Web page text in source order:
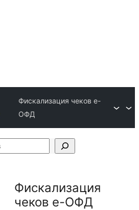
Фискализация чеков е-
ОФД
Фискализация
чеков е-ОФД